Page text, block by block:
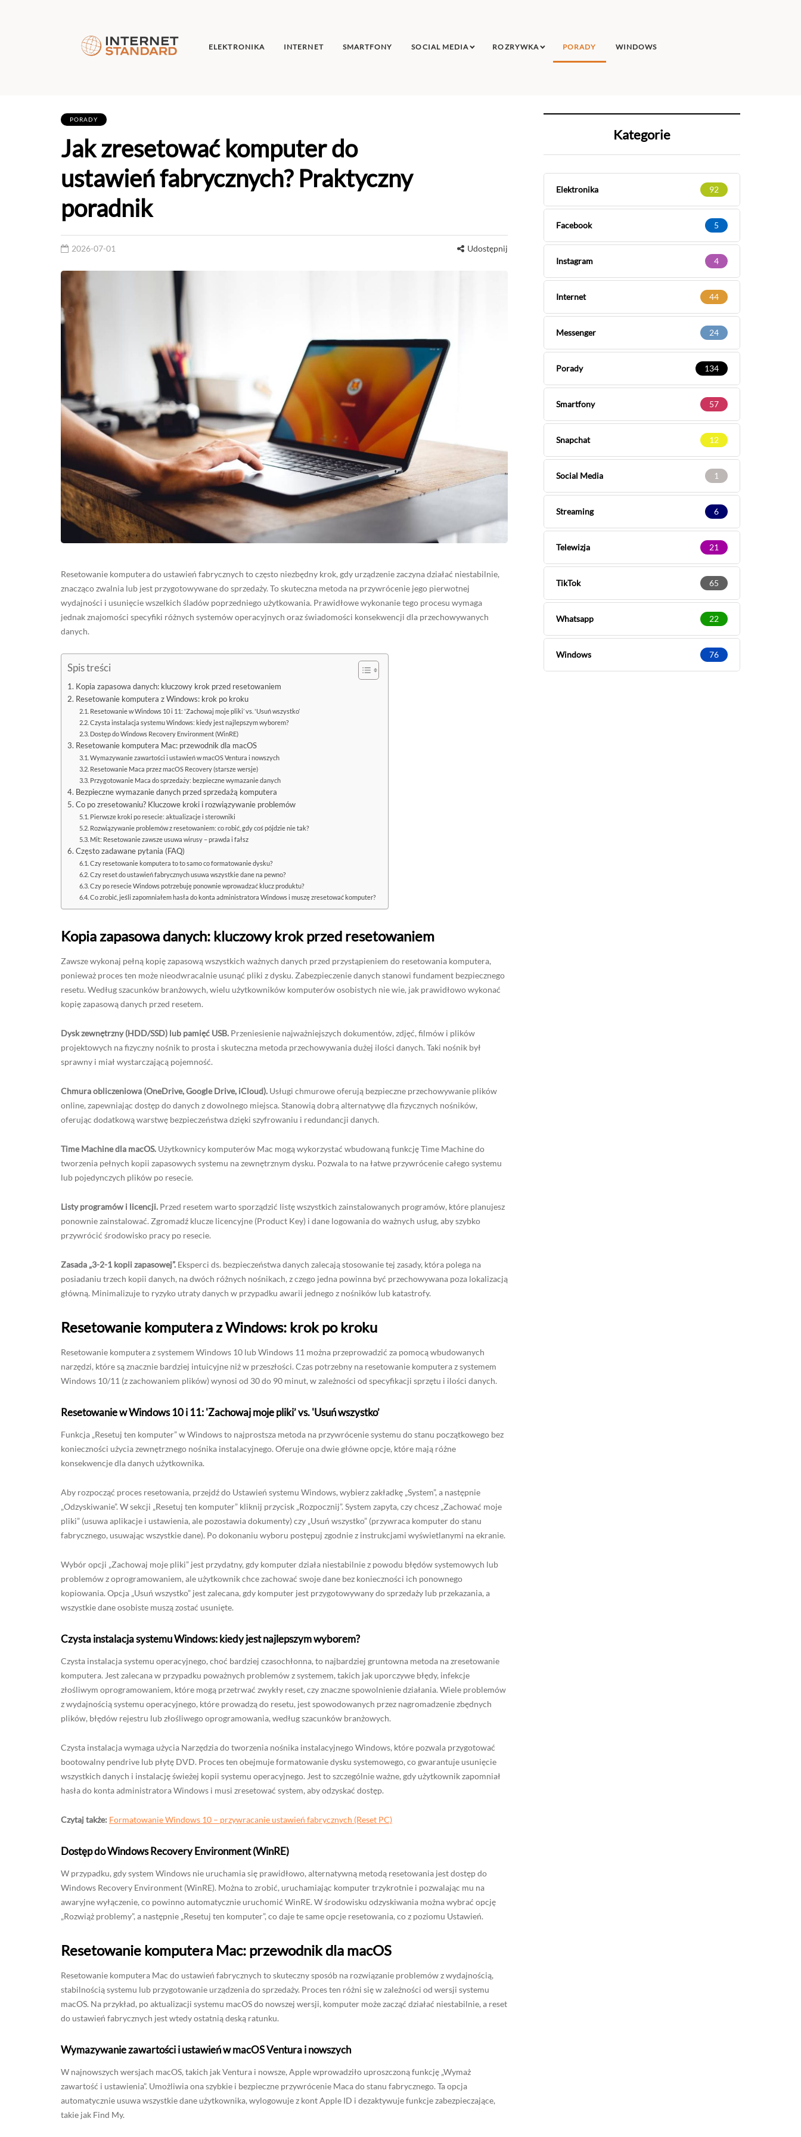
ELEKTRONIKA INTERNET SMARTFONY SOCIAL MEDIA ROZRYWKA PORADY WINDOWS
PORADY
Jak zresetować komputer do
ustawień fabrycznych? Praktyczny
poradnik
2026-07-01 Udostępnij
Resetowanie komputera do ustawień fabrycznych to często niezbędny krok, gdy urządzenie zaczyna działać niestabilnie,
znacząco zwalnia lub jest przygotowywane do sprzedaży. To skuteczna metoda na przywrócenie jego pierwotnej
wydajności i usunięcie wszelkich śladów poprzedniego użytkowania. Prawidłowe wykonanie tego procesu wymaga
jednak znajomości specyfiki różnych systemów operacyjnych oraz świadomości konsekwencji dla przechowywanych
danych.
Spis treści
Kopia zapasowa danych: kluczowy krok przed resetowaniem
Resetowanie komputera z Windows: krok po kroku
Resetowanie w Windows 10 i 11: 'Zachowaj moje pliki’ vs. 'Usuń wszystko’
Czysta instalacja systemu Windows: kiedy jest najlepszym wyborem?
Dostęp do Windows Recovery Environment (WinRE)
Resetowanie komputera Mac: przewodnik dla macOS
Wymazywanie zawartości i ustawień w macOS Ventura i nowszych
Resetowanie Maca przez macOS Recovery (starsze wersje)
Przygotowanie Maca do sprzedaży: bezpieczne wymazanie danych
Bezpieczne wymazanie danych przed sprzedażą komputera
Co po zresetowaniu? Kluczowe kroki i rozwiązywanie problemów
Pierwsze kroki po resecie: aktualizacje i sterowniki
Rozwiązywanie problemów z resetowaniem: co robić, gdy coś pójdzie nie tak?
Mit: Resetowanie zawsze usuwa wirusy – prawda i fałsz
Często zadawane pytania (FAQ)
Czy resetowanie komputera to to samo co formatowanie dysku?
Czy reset do ustawień fabrycznych usuwa wszystkie dane na pewno?
Czy po resecie Windows potrzebuję ponownie wprowadzać klucz produktu?
Co zrobić, jeśli zapomniałem hasła do konta administratora Windows i muszę zresetować komputer?
Kopia zapasowa danych: kluczowy krok przed resetowaniem
Zawsze wykonaj pełną kopię zapasową wszystkich ważnych danych przed przystąpieniem do resetowania komputera,
ponieważ proces ten może nieodwracalnie usunąć pliki z dysku. Zabezpieczenie danych stanowi fundament bezpiecznego
resetu. Według szacunków branżowych, wielu użytkowników komputerów osobistych nie wie, jak prawidłowo wykonać
kopię zapasową danych przed resetem.
Dysk zewnętrzny (HDD/SSD) lub pamięć USB. Przeniesienie najważniejszych dokumentów, zdjęć, filmów i plików
projektowych na fizyczny nośnik to prosta i skuteczna metoda przechowywania dużej ilości danych. Taki nośnik był
sprawny i miał wystarczającą pojemność.
Chmura obliczeniowa (OneDrive, Google Drive, iCloud). Usługi chmurowe oferują bezpieczne przechowywanie plików
online, zapewniając dostęp do danych z dowolnego miejsca. Stanowią dobrą alternatywę dla fizycznych nośników,
oferując dodatkową warstwę bezpieczeństwa dzięki szyfrowaniu i redundancji danych.
Time Machine dla macOS. Użytkownicy komputerów Mac mogą wykorzystać wbudowaną funkcję Time Machine do
tworzenia pełnych kopii zapasowych systemu na zewnętrznym dysku. Pozwala to na łatwe przywrócenie całego systemu
lub pojedynczych plików po resecie.
Listy programów i licencji. Przed resetem warto sporządzić listę wszystkich zainstalowanych programów, które planujesz
ponownie zainstalować. Zgromadź klucze licencyjne (Product Key) i dane logowania do ważnych usług, aby szybko
przywrócić środowisko pracy po resecie.
Zasada „3-2-1 kopii zapasowej”. Eksperci ds. bezpieczeństwa danych zalecają stosowanie tej zasady, która polega na
posiadaniu trzech kopii danych, na dwóch różnych nośnikach, z czego jedna powinna być przechowywana poza lokalizacją
główną. Minimalizuje to ryzyko utraty danych w przypadku awarii jednego z nośników lub katastrofy.
Resetowanie komputera z Windows: krok po kroku
Resetowanie komputera z systemem Windows 10 lub Windows 11 można przeprowadzić za pomocą wbudowanych
narzędzi, które są znacznie bardziej intuicyjne niż w przeszłości. Czas potrzebny na resetowanie komputera z systemem
Windows 10/11 (z zachowaniem plików) wynosi od 30 do 90 minut, w zależności od specyfikacji sprzętu i ilości danych.
Resetowanie w Windows 10 i 11: 'Zachowaj moje pliki’ vs. 'Usuń wszystko’
Funkcja „Resetuj ten komputer” w Windows to najprostsza metoda na przywrócenie systemu do stanu początkowego bez
konieczności użycia zewnętrznego nośnika instalacyjnego. Oferuje ona dwie główne opcje, które mają różne
konsekwencje dla danych użytkownika.
Aby rozpocząć proces resetowania, przejdź do Ustawień systemu Windows, wybierz zakładkę „System”, a następnie
„Odzyskiwanie”. W sekcji „Resetuj ten komputer” kliknij przycisk „Rozpocznij”. System zapyta, czy chcesz „Zachować moje
pliki” (usuwa aplikacje i ustawienia, ale pozostawia dokumenty) czy „Usuń wszystko” (przywraca komputer do stanu
fabrycznego, usuwając wszystkie dane). Po dokonaniu wyboru postępuj zgodnie z instrukcjami wyświetlanymi na ekranie.
Wybór opcji „Zachowaj moje pliki” jest przydatny, gdy komputer działa niestabilnie z powodu błędów systemowych lub
problemów z oprogramowaniem, ale użytkownik chce zachować swoje dane bez konieczności ich ponownego
kopiowania. Opcja „Usuń wszystko” jest zalecana, gdy komputer jest przygotowywany do sprzedaży lub przekazania, a
wszystkie dane osobiste muszą zostać usunięte.
Czysta instalacja systemu Windows: kiedy jest najlepszym wyborem?
Czysta instalacja systemu operacyjnego, choć bardziej czasochłonna, to najbardziej gruntowna metoda na zresetowanie
komputera. Jest zalecana w przypadku poważnych problemów z systemem, takich jak uporczywe błędy, infekcje
złośliwym oprogramowaniem, które mogą przetrwać zwykły reset, czy znaczne spowolnienie działania. Wiele problemów
z wydajnością systemu operacyjnego, które prowadzą do resetu, jest spowodowanych przez nagromadzenie zbędnych
plików, błędów rejestru lub złośliwego oprogramowania, według szacunków branżowych.
Czysta instalacja wymaga użycia Narzędzia do tworzenia nośnika instalacyjnego Windows, które pozwala przygotować
bootowalny pendrive lub płytę DVD. Proces ten obejmuje formatowanie dysku systemowego, co gwarantuje usunięcie
wszystkich danych i instalację świeżej kopii systemu operacyjnego. Jest to szczególnie ważne, gdy użytkownik zapomniał
hasła do konta administratora Windows i musi zresetować system, aby odzyskać dostęp.
Czytaj także: Formatowanie Windows 10 – przywracanie ustawień fabrycznych (Reset PC)
Dostęp do Windows Recovery Environment (WinRE)
W przypadku, gdy system Windows nie uruchamia się prawidłowo, alternatywną metodą resetowania jest dostęp do
Windows Recovery Environment (WinRE). Można to zrobić, uruchamiając komputer trzykrotnie i pozwalając mu na
awaryjne wyłączenie, co powinno automatycznie uruchomić WinRE. W środowisku odzyskiwania można wybrać opcję
„Rozwiąż problemy”, a następnie „Resetuj ten komputer”, co daje te same opcje resetowania, co z poziomu Ustawień.
Resetowanie komputera Mac: przewodnik dla macOS
Resetowanie komputera Mac do ustawień fabrycznych to skuteczny sposób na rozwiązanie problemów z wydajnością,
stabilnością systemu lub przygotowanie urządzenia do sprzedaży. Proces ten różni się w zależności od wersji systemu
macOS. Na przykład, po aktualizacji systemu macOS do nowszej wersji, komputer może zacząć działać niestabilnie, a reset
do ustawień fabrycznych jest wtedy ostatnią deską ratunku.
Wymazywanie zawartości i ustawień w macOS Ventura i nowszych
W najnowszych wersjach macOS, takich jak Ventura i nowsze, Apple wprowadziło uproszczoną funkcję „Wymaż
zawartość i ustawienia”. Umożliwia ona szybkie i bezpieczne przywrócenie Maca do stanu fabrycznego. Ta opcja
automatycznie usuwa wszystkie dane użytkownika, wylogowuje z kont Apple ID i dezaktywuje funkcje zabezpieczające,
takie jak Find My.
Kategorie
Elektronika 92
Facebook 5
Instagram 4
Internet 44
Messenger 24
Porady 134
Smartfony 57
Snapchat 12
Social Media 1
Streaming 6
Telewizja 21
TikTok 65
Whatsapp 22
Windows 76